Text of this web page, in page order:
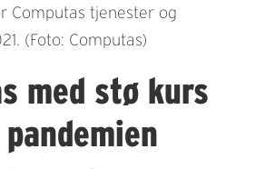
Computas tjenester og
(Foto: Computas)
med stø kurs